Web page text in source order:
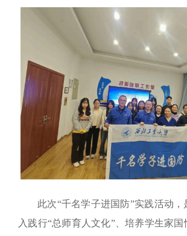
此次“千名学子进国防”实践活动
入践行“总师育人文化”、培养学生家